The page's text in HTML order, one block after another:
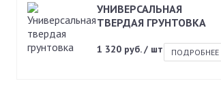
УНИВЕРСАЛЬНАЯ
ТВЕРДАЯ ГРУНТОВКА
1 320 руб. / шт ПОДРОБНЕЕ